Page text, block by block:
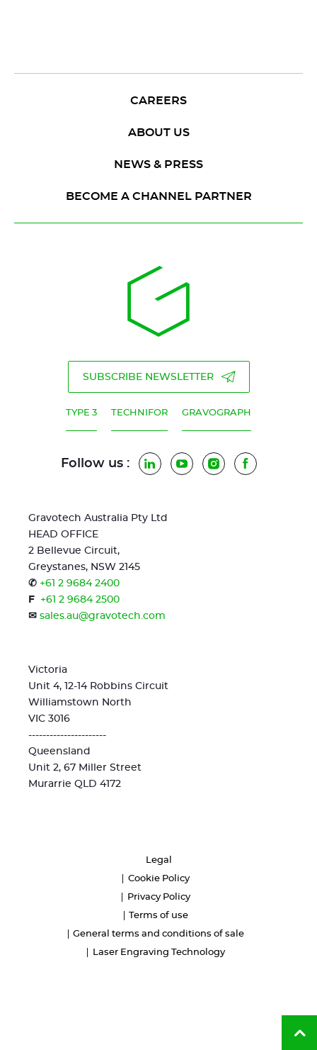
CAREERS
ABOUT US
NEWS & PRESS
BECOME A CHANNEL PARTNER
SUBSCRIBE NEWSLETTER
TYPE 3 TECHNIFOR GRAVOGRAPH
Follow us : LinkedInYouTubeInstagramFacebook
Gravotech Australia Pty Ltd
HEAD OFFICE
2 Bellevue Circuit,
Greystanes, NSW 2145
✆ +61 2 9684 2400
F
+61 2 9684 2500
✉ sales.au@gravotech.com
Victoria
Unit 4, 12-14 Robbins Circuit
Williamstown North
VIC 3016
----------------------
Queensland
Unit 2, 67 Miller Street
Murarrie QLD 4172
Legal
Cookie Policy
Privacy Policy
Terms of use
General terms and conditions of sale
Laser Engraving Technology